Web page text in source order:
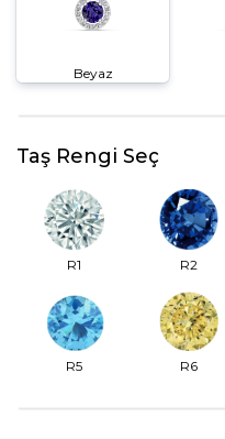
Beyaz
Taş Rengi Seç
R1 R2
R5 R6